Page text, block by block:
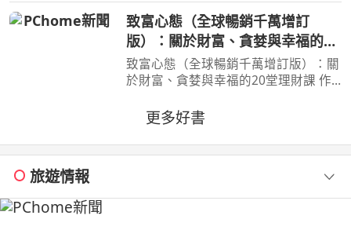
華麗面世 「我們一起吃遍臺島吧！」
――青山千鶴子（
致富心態（全球暢銷千萬增訂
版）：關於財富、貪婪與幸福的20
堂理財課
致富心態（全球暢銷千萬增訂版）：關
於財富、貪婪與幸福的20堂理財課 作
文 林俊宏 出版社：天下文化出版社
出版日期：2026-02-02 00:00:00 特
別收錄２篇彩蛋加碼
更多好書
旅遊情報